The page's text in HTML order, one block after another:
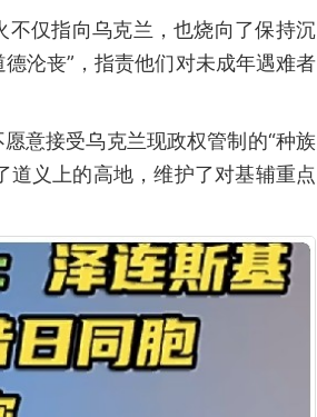
仅指向乌克兰，也烧向了保持沉
沦丧”，指责他们对未成年遇难者
意接受乌克兰现政权管制的“种族
道义上的高地，维护了对基辅重点